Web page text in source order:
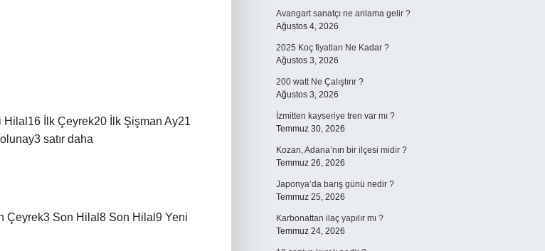
Hilal16 İlk Çeyrek20 İlk Şişman Ay21
satır daha
Çeyrek3 Son Hilal8 Son Hilal9 Yeni
Avangart sanatçı ne anlama gelir ?
Ağustos 4, 2026
2025 Koç fiyatları Ne Kadar ?
Ağustos 3, 2026
200 watt Ne Çalıştırır ?
Ağustos 3, 2026
İzmitten kayseriye tren var mı ?
Temmuz 30, 2026
Kozan, Adana’nın bir ilçesi midir ?
Temmuz 26, 2026
Japonya’da barış günü nedir ?
Temmuz 25, 2026
Karbonattan ilaç yapılır mı ?
Temmuz 24, 2026